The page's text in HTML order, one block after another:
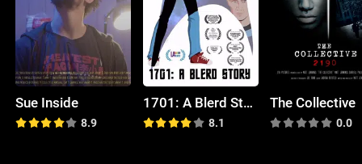
Sue Inside
8.9
1701: A Blerd Story
8.1
The Collective
0.0